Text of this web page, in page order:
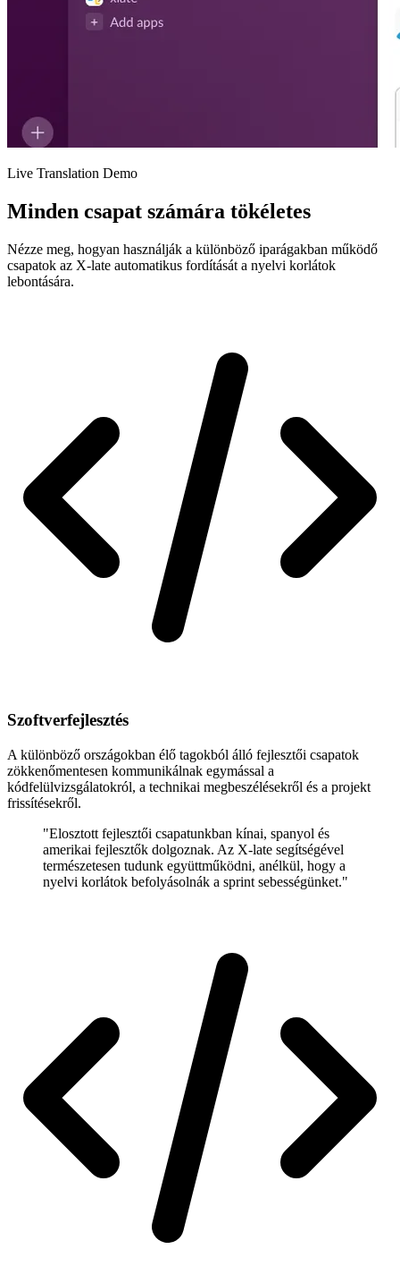
Live Translation Demo
Minden csapat számára tökéletes
Nézze meg, hogyan használják a különböző iparágakban működő
csapatok az X-late automatikus fordítását a nyelvi korlátok
lebontására.
Szoftverfejlesztés
A különböző országokban élő tagokból álló fejlesztői csapatok
zökkenőmentesen kommunikálnak egymással a
kódfelülvizsgálatokról, a technikai megbeszélésekről és a projekt
frissítésekről.
"Elosztott fejlesztői csapatunkban kínai, spanyol és
amerikai fejlesztők dolgoznak. Az X-late segítségével
természetesen tudunk együttműködni, anélkül, hogy a
nyelvi korlátok befolyásolnák a sprint sebességünket."